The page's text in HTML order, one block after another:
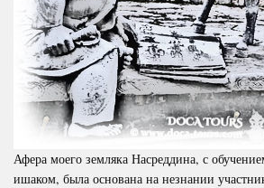
Афера моего земляка Насреддина, с
ишаком, была основана на незнании